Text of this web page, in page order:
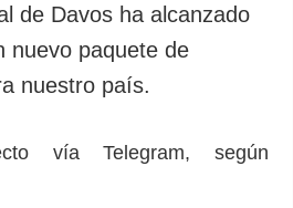
de Davos ha alcanzado
nuevo paquete de
nuestro país.
vía Telegram, según